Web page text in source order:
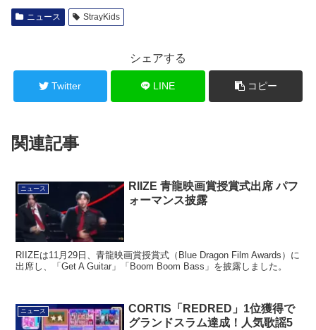
ニュース StrayKids
シェアする
Twitter LINE コピー
関連記事
ニュース
RIIZE 青龍映画賞授賞式出席 パフ
ォーマンス披露
RIIZEは11月29日、青龍映画賞授賞式（Blue Dragon Film Awards）に
出席し、「Get A Guitar」「Boom Boom Bass」を披露しました。
ニュース
CORTIS「REDRED」1位獲得で
グランドスラム達成！人気歌謡5